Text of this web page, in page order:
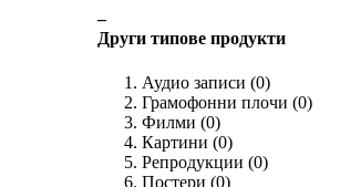
‒
Други типове продукти
Аудио записи (0)
Грамофонни плочи (0)
Филми (0)
Картини (0)
Репродукции (0)
Постери (0)